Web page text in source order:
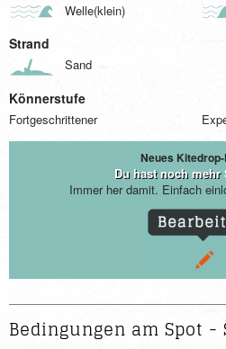
Welle(klein)
Strand
Sand
Könnerstufe
Fortgeschrittener
Neues
Du hast noch mehr
Immer her damit. Einfach
Bedingungen am Spot -